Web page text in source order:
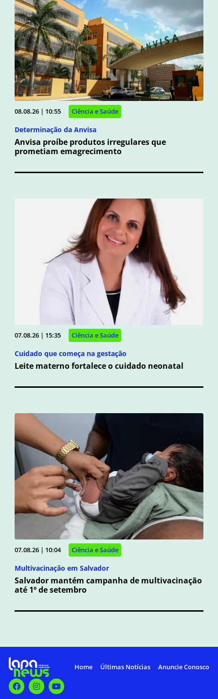
08.08.26 | 10:55 Ciência e Saúde
Determinação da Anvisa
Anvisa proíbe produtos irregulares que
prometiam emagrecimento
07.08.26 | 15:35 Ciência e Saúde
Cuidado que começa na gestação
Leite materno fortalece o cuidado neonatal
07.08.26 | 10:04 Ciência e Saúde
Multivacinação em Salvador
Salvador mantém campanha de multivacinação
até 1º de setembro
Home Últimas Notícias Anuncie Conosco